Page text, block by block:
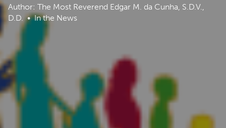
Author: The Most Reverend Edgar M. da Cunha, S.D.V.,
D.D.
In the News